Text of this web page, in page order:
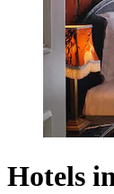
Hotels